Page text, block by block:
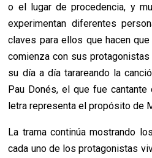
o el lugar de procedencia, y
experimentan diferentes
claves para ellos que hacen
comienza con sus
su día a día tarareando la
Pau Donés, el que fue
letra representa el propósito de
La trama continúa mostrando
cada uno de los protagonistas